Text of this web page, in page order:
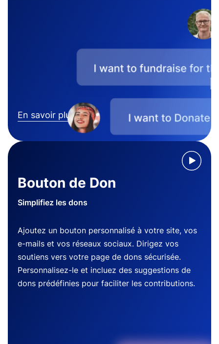
En savoir plus
Bouton de Don
Simplifiez les dons
Ajoutez un bouton personnalisé à votre site, vos
e-mails et vos réseaux sociaux. Dirigez vos
soutiens vers votre page de dons sécurisée.
Personnalisez-le et incluez des suggestions de
dons prédéfinies pour faciliter les contributions.